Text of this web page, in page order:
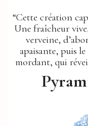
“Cette création
Une fraîcheur
verveine,
apaisante, puis
mordant, qui